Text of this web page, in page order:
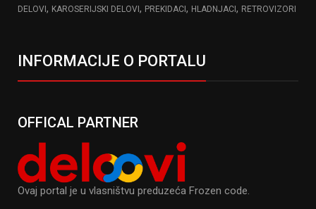
DELOVI , KAROSERIJSKI DELOVI , PREKIDACI , HLADNJACI , RETROVIZORI
INFORMACIJE O PORTALU
OFFICAL PARTNER
Ovaj portal je u vlasništvu preduzeća Frozen code.